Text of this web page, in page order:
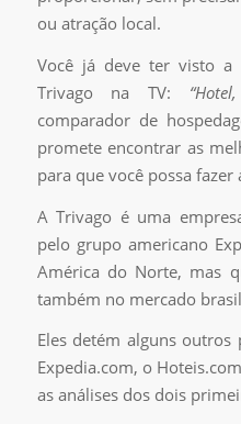
ou atração local.
Você já deve ter visto a
Trivago na TV:
comparador de
promete encontrar as
para que você possa
A Trivago é uma
pelo grupo americano
América do Norte, mas
também no mercado
Eles detém alguns
Expedia.com, o
as análises dos dois